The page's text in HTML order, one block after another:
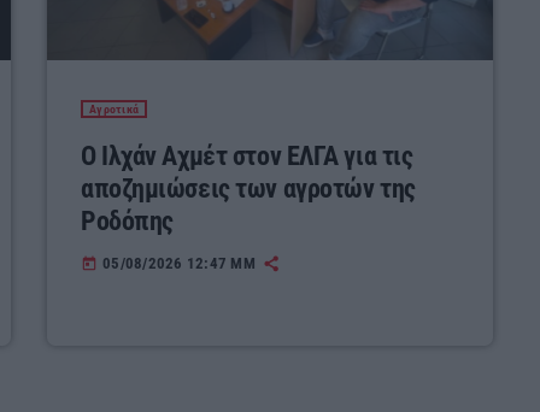
Αγροτικά
Ο Ιλχάν Αχμέτ στον ΕΛΓΑ για τις
αποζημιώσεις των αγροτών της
Ροδόπης
today 05/08/2026 12:47 ΜΜ